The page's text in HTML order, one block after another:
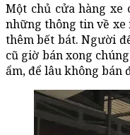
Một chủ cửa hàng xe
những thông tin về xe
thêm bết bát. Người
cũ giờ bán xong
ẩm, để lâu không bán